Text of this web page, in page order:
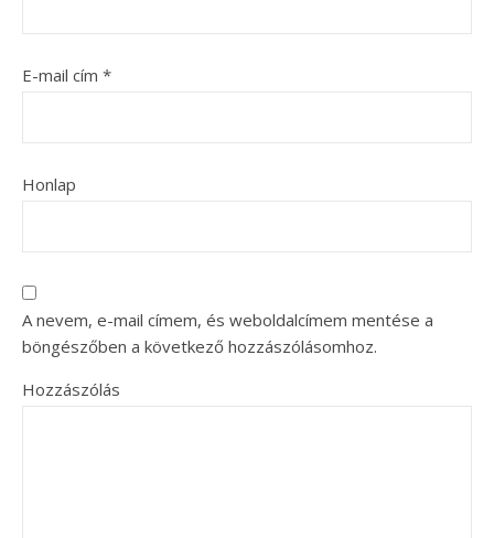
E-mail cím *
Honlap
A nevem, e-mail címem, és weboldalcímem mentése a
böngészőben a következő hozzászólásomhoz.
Hozzászólás